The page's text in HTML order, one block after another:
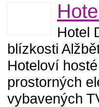
Hotel
blízkosti
Hoteloví
prostorných
vybavených